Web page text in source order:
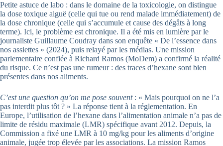
Petite astuce de labo : dans le domaine de la toxicologie, on distingue
la dose toxique aiguë (celle qui tue ou rend malade immédiatement) de
la dose chronique (celle qui s’accumule et cause des dégâts à long
terme). Ici, le problème est chronique. Il a été mis en lumière par le
journaliste Guillaume Coudray dans son enquête « De l’essence dans
nos assiettes » (2024), puis relayé par les médias. Une mission
parlementaire confiée à Richard Ramos (MoDem) a confirmé la réalité
du risque. Ce n’est pas une rumeur : des traces d’hexane sont bien
présentes dans nos aliments.
C’est une question qu’on me pose souvent: « Mais pourquoi on ne l’a
pas interdit plus tôt ? » La réponse tient à la réglementation. En
Europe, l’utilisation de l’hexane dans l’alimentation animale n’a pas de
limite de résidu maximale (LMR) spécifique avant 2012. Depuis, la
Commission a fixé une LMR à 10 mg/kg pour les aliments d’origine
animale, jugée trop élevée par les associations. La mission Ramos